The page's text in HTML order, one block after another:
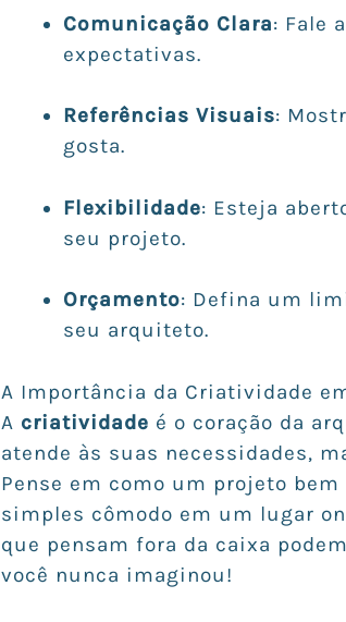
Comunicação Clara: Fale
expectativas.
Referências Visuais:
gosta.
Flexibilidade: Esteja
seu projeto.
Orçamento: Defina um
seu arquiteto.
A Importância da Criatividade
A criatividade é o coração da
atende às suas necessidades,
Pense em como um projeto
simples cômodo em um lugar
que pensam fora da caixa
você nunca imaginou!